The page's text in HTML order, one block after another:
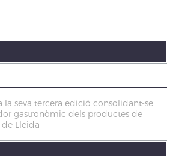
la seva tercera edició consolidant-se
gastronòmic dels productes de
Lleida